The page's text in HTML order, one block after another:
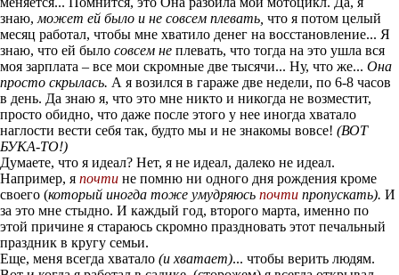
знаю, может ей было и не совсем плевать, что я потом целый
месяц работал, чтобы мне хватило денег на восстановление... Я
знаю, что ей было совсем не плевать, что тогда на это ушла вся
моя зарплата – все мои скромные две тысячи... Ну, что же... Она
просто скрылась. А я возился в гараже две недели, по 6-8 часов
в день. Да знаю я, что это мне никто и никогда не возместит,
просто обидно, что даже после этого у нее иногда хватало
наглости вести себя так, будто мы и не знакомы вовсе! (ВОТ
БУКА-ТО!)
Думаете, что я идеал? Нет, я не идеал, далеко не идеал.
Например, я почти не помню ни одного дня рождения кроме
своего (который иногда тоже умудряюсь почти пропускать). И
за это мне стыдно. И каждый год, второго марта, именно по
этой причине я стараюсь скромно праздновать этот печальный
праздник в кругу семьи.
Еще, меня всегда хватало (и хватает)... чтобы верить людям.